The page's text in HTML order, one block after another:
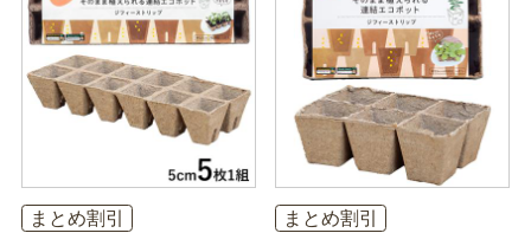
まとめ割引
まとめ割引